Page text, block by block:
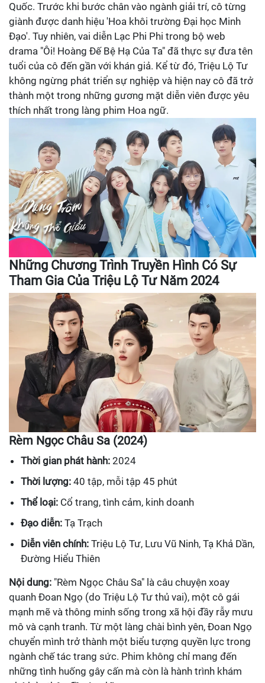
Quốc. Trước khi bước chân vào ngành giải trí, cô từng
giành được danh hiệu 'Hoa khôi trường Đại học Minh
Đạo'. Tuy nhiên, vai diễn Lạc Phi Phi trong bộ web
drama "Ôi! Hoàng Đế Bệ Hạ Của Ta" đã thực sự đưa tên
tuổi của cô đến gần với khán giả. Kể từ đó, Triệu Lộ Tư
không ngừng phát triển sự nghiệp và hiện nay cô đã trở
thành một trong những gương mặt diễn viên được yêu
thích nhất trong làng phim Hoa ngữ.
Những Chương Trình Truyền Hình Có Sự
Tham Gia Của Triệu Lộ Tư Năm 2024
Rèm Ngọc Châu Sa (2024)
Thời gian phát hành: 2024
Thời lượng: 40 tập, mỗi tập 45 phút
Thể loại: Cổ trang, tình cảm, kinh doanh
Đạo diễn: Tạ Trạch
Diễn viên chính: Triệu Lộ Tư, Lưu Vũ Ninh, Tạ Khả Dần,
Đường Hiểu Thiên
Nội dung: "Rèm Ngọc Châu Sa" là câu chuyện xoay
quanh Đoan Ngọ (do Triệu Lộ Tư thủ vai), một cô gái
mạnh mẽ và thông minh sống trong xã hội đầy rẫy mưu
mô và cạnh tranh. Từ một làng chài bình yên, Đoan Ngọ
chuyển mình trở thành một biểu tượng quyền lực trong
ngành chế tác trang sức. Phim không chỉ mang đến
những tình huống gây cấn mà còn là hành trình khám